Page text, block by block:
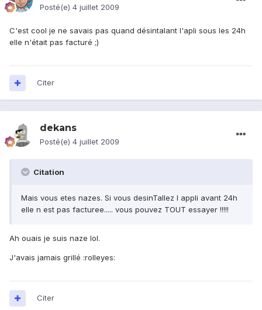
Posté(e) 4 juillet 2009
C'est cool je ne savais pas quand désintalant l'apli sous les 24h
elle n'était pas facturé ;)
Citer
dekans
Posté(e) 4 juillet 2009
Citation
Mais vous etes nazes. Si vous desinTallez l appli avant 24h
elle n est pas facturee..... vous pouvez TOUT essayer !!!!!
Ah ouais je suis naze lol.
J'avais jamais grillé :rolleyes:
Citer